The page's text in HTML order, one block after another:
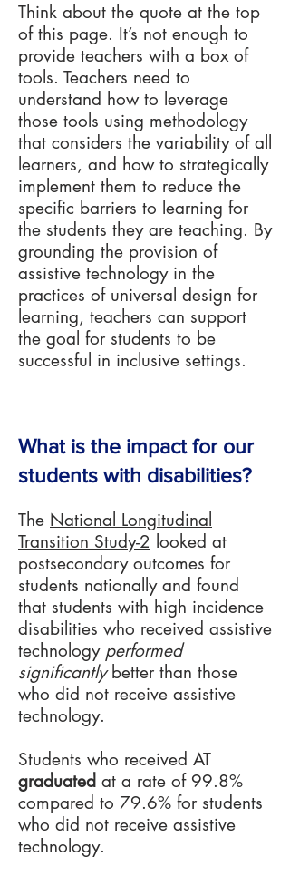
Think about the quote at the top
of this page. It’s not enough to
provide teachers with a box of
tools. Teachers need to
understand how to leverage
those tools using methodology
that considers the variability of all
learners, and how to strategically
implement them to reduce the
specific barriers to learning for
the students they are teaching. By
grounding the provision of
assistive technology in the
practices of universal design for
learning, teachers can support
the goal for students to be
successful in inclusive settings.
What is the impact for our
students with disabilities?
The National Longitudinal
Transition Study-2 looked at
postsecondary outcomes for
students nationally and found
that students with high incidence
disabilities who received assistive
technology performed
significantlybetter than those
who did not receive assistive
technology.
Students who received AT
graduated at a rate of 99.8%
compared to 79.6% for students
who did not receive assistive
technology.